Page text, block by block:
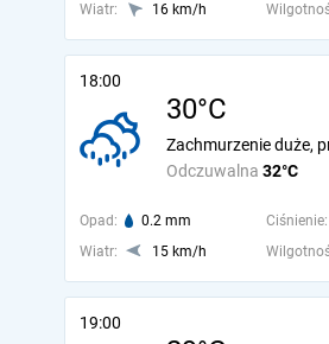
Wiatr:
16 km/h
18:00
30°C
Odczuwalna 32°C
Zachmurzenie duże,
Opad: 0.2 mm Ciśnienie:
Wiatr:
15 km/h
19:00